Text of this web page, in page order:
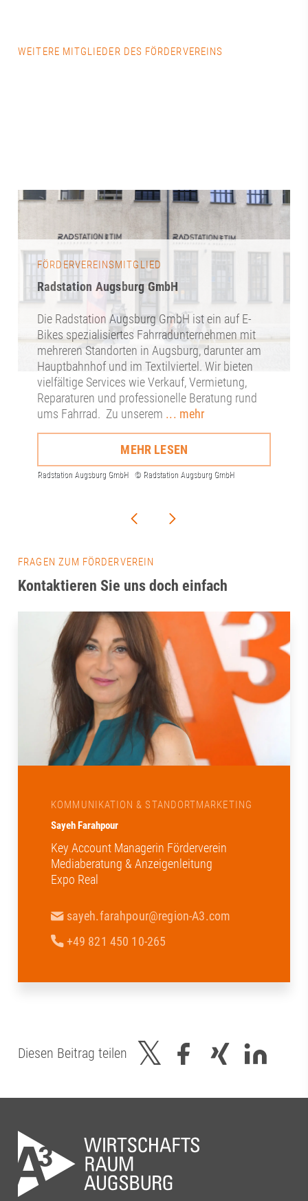
WEITERE MITGLIEDER DES FÖRDERVEREINS
FÖRDERVEREINSMITGLIED
Radstation Augsburg GmbH
Die Radstation Augsburg GmbH ist ein auf E-
Bikes spezialisiertes Fahrradunternehmen mit
mehreren Standorten in Augsburg, darunter am
Hauptbahnhof und im Textilviertel. Wir bieten
vielfältige Services wie Verkauf, Vermietung,
Reparaturen und professionelle Beratung rund
ums Fahrrad. Zu unserem ... mehr
MEHR LESEN
FRAGEN ZUM FÖRDERVEREIN
Kontaktieren Sie uns doch einfach
KOMMUNIKATION & STANDORTMARKETING
Sayeh Farahpour
Key Account Managerin Förderverein
Mediaberatung & Anzeigenleitung
Expo Real
sayeh.farahpour@region-A3.com
+49 821 450 10-265
Diesen Beitrag teilen